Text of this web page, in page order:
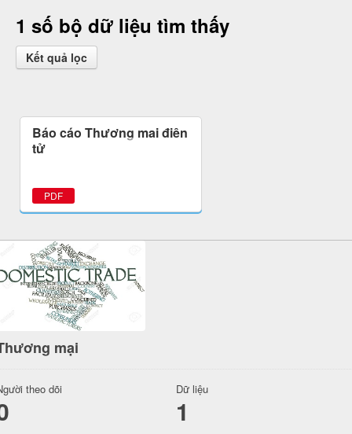
1 số bộ dữ liệu tìm thấy
Kết quả lọc
Báo cáo Thương mại điện
tử
PDF
mại
theo dõi Dữ liệu
1